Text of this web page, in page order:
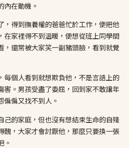
內在動機。
，得到撫養權的爸爸忙於工作，便把他
在家裡得不到溫暖，便想從班上同學間
，還常被大家笑一副豬頭臉，看到就覺
每個人看到就想欺負他，不是言語上的
害。男孩受盡了委屈，回到家不敢讓年
偏偏又找不到人。
己的家庭，但也沒有想結束生命的自殘
醜，大家才會討厭他，那麼只要換一張
。